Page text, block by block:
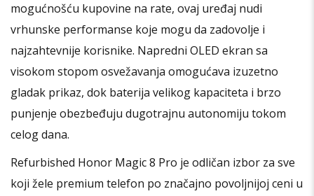
mogućnošću kupovine na rate, ovaj uređaj nudi
vrhunske performanse koje mogu da zadovolje i
najzahtevnije korisnike. Napredni OLED ekran sa
visokom stopom osvežavanja omogućava izuzetno
gladak prikaz, dok baterija velikog kapaciteta i brzo
punjenje obezbeđuju dugotrajnu autonomiju tokom
celog dana.
Refurbished Honor Magic 8 Pro je odličan izbor za sve
koji žele premium telefon po značajno povoljnijoj ceni u